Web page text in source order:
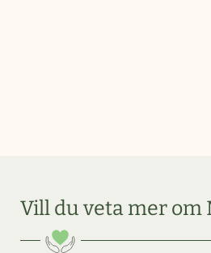
Vill du veta mer om